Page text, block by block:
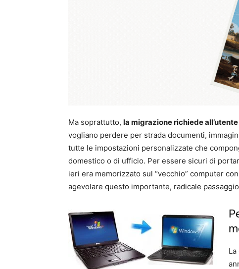
Ma soprattutto, la migrazione richiede
vogliano perdere per strada documenti,
tutte le impostazioni personalizzate che
domestico o di ufficio. Per essere sicuri di
ieri era memorizzato sul “vecchio” computer
agevolare questo importante, radicale